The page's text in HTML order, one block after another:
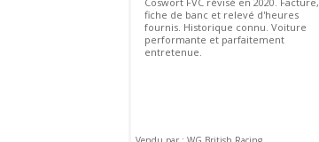
fiche de banc et relevé d'heures
fournis. Historique connu. Voiture
performante et parfaitement
entretenue.